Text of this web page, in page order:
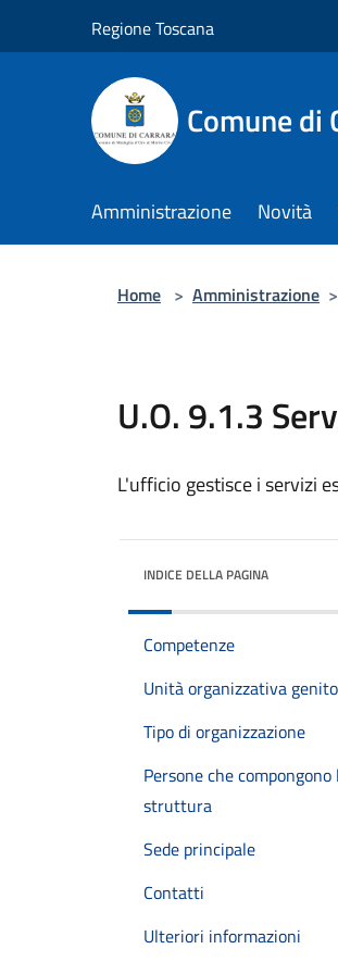
Regione Toscana
Comune di
Amministrazione Novità
Home > Amministrazione >
U.O. 9.1.3
L'ufficio gestisce i servizi
INDICE DELLA PAGINA
Competenze
Unità organizzativa
Tipo di organizzazione
Persone che compongono
struttura
Sede principale
Contatti
Ulteriori informazioni